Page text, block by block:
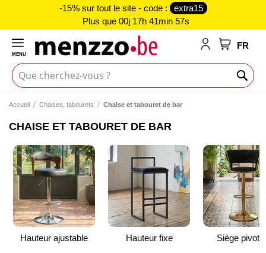
-15% sur tout le site - code :
extra15
Plus que 00j 17h 41min 57s
FR
MENU
Accueil Chaises, tabourets Chaise et tabouret de bar
CHAISE ET TABOURET DE BAR
Hauteur ajustable Hauteur fixe Siège